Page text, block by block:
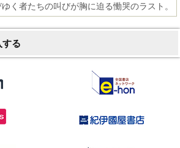
ゆく者たちの叫びが胸に迫る慟哭のラスト。
する